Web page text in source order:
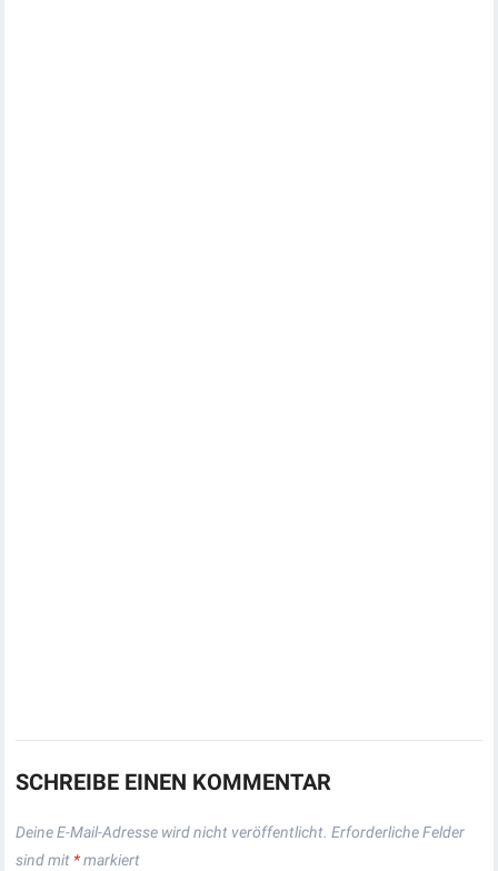
SCHREIBE EINEN KOMMENTAR
Deine E-Mail-Adresse wird nicht veröffentlicht. Erforderliche Felder
sind mit *markiert